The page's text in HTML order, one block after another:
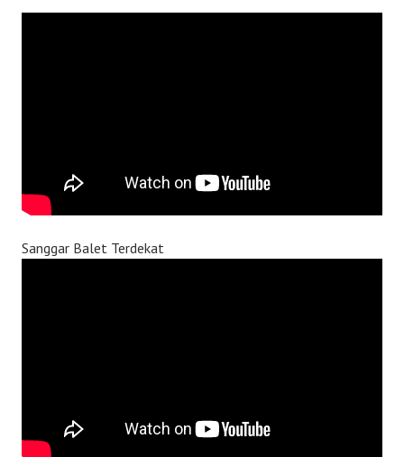
Sanggar Balet Terdekat